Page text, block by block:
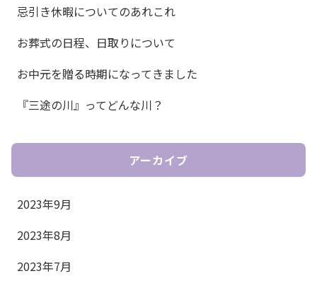
忌引き休暇についてのあれこれ
お葬式の日程、日取りについて
お中元を贈る時期になってきました
『三途の川』ってどんな川？
アーカイブ
2023年9月
2023年8月
2023年7月